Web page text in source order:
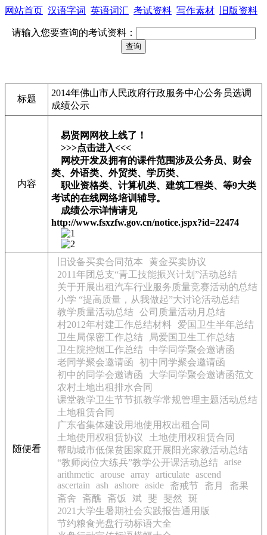
网站首页 汉语字词 英语词汇 考试资料 写作素材 旧版资料
请输入您要查询的考试资料：
标题
2014年佛山市人民政府行政服务中心公务员选调
成绩公示
内容
易贤网网校上线了！
>>>点击进入<<<
网校开发及拥有的课件范围涉及公务员、财会
类、外语类、外贸类、学历类、
职业资格类、计算机类、建筑工程类、等9大类
考试的在线网络培训辅导。
成绩公示详情请见
http://www.fsxzfw.gov.cn/notice.jspx?id=22474
随便看
旧设备买卖合同范本
黄金买卖协议
2011年团总支“青工技能振兴计划”活动总结
关于开展出租汽车行业服务质量竞赛活动的总结
小学 “提高质量，从我做起”大讨论活动总结
教学质量活动总结 公司质量活动月总结
村2012年村建工作总结材料
爱国卫生半年总结
卫生局保密工作总结
局爱国卫生工作总结
卫生院控烟工作总结
中学同学聚会邀请函
老同学聚会邀请函
初中同学聚会邀请函
初中的同学会邀请函
大学同学聚会邀请函范文
农村土地出租排水合同
课堂教学卫生节节抓教学常规管理主题活动总结
土地租赁合同
广东省集体建设用地使用权出租合同
土地使用权租赁协议
土地使用权租赁合同
帮助城市低保贫困家庭开展阳光家教活动总结
“教师岗位大练兵”教学公开课活动总结 arise
arithmetic arouse array articulate ascend
ascertain
ash ashore aside 斋戒节 斋月
斋果
斋舍
斋醮 斋饭 斌 斐 斐然
斑
2021大学生暑期社会实践报告通用版
节约粮食光盘行动标语大全